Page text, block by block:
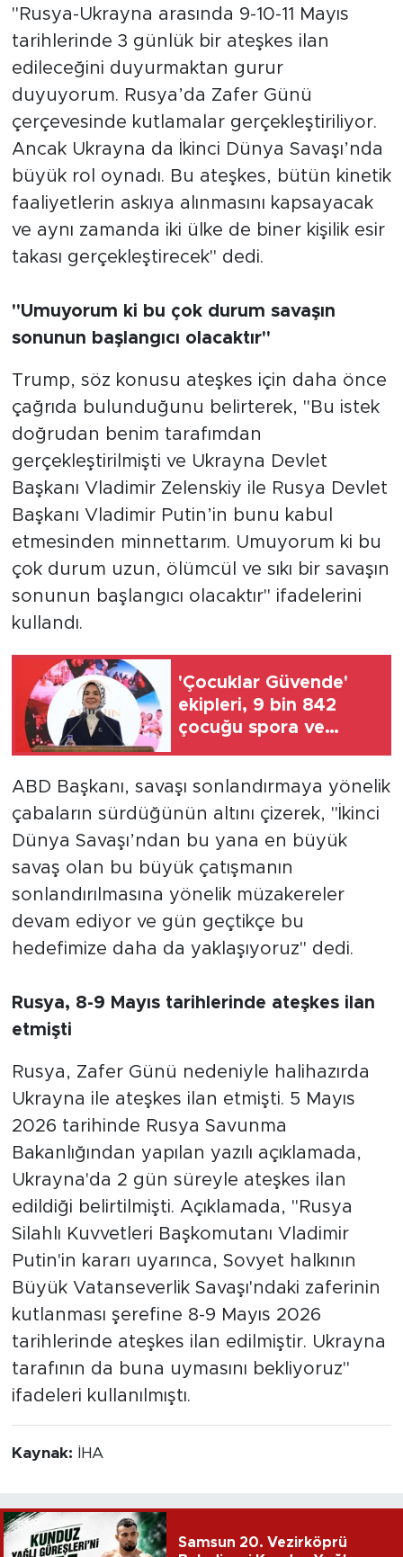
"Rusya-Ukrayna arasında 9-10-11 Mayıs
tarihlerinde 3 günlük bir ateşkes ilan
edileceğini duyurmaktan gurur
duyuyorum. Rusya’da Zafer Günü
çerçevesinde kutlamalar gerçekleştiriliyor.
Ancak Ukrayna da İkinci Dünya Savaşı’nda
büyük rol oynadı. Bu ateşkes, bütün kinetik
faaliyetlerin askıya alınmasını kapsayacak
ve aynı zamanda iki ülke de biner kişilik esir
takası gerçekleştirecek" dedi.
"Umuyorum ki bu çok durum savaşın
sonunun başlangıcı olacaktır"
Trump, söz konusu ateşkes için daha önce
çağrıda bulunduğunu belirterek, "Bu istek
doğrudan benim tarafımdan
gerçekleştirilmişti ve Ukrayna Devlet
Başkanı Vladimir Zelenskiy ile Rusya Devlet
Başkanı Vladimir Putin’in bunu kabul
etmesinden minnettarım. Umuyorum ki bu
çok durum uzun, ölümcül ve sıkı bir savaşın
sonunun başlangıcı olacaktır" ifadelerini
kullandı.
'Çocuklar Güvende'
ekipleri, 9 bin 842
çocuğu spora ve
ABD Başkanı, savaşı sonlandırmaya yönelik
çabaların sürdüğünün altını çizerek, "İkinci
Dünya Savaşı’ndan bu yana en büyük
savaş olan bu büyük çatışmanın
sonlandırılmasına yönelik müzakereler
devam ediyor ve gün geçtikçe bu
hedefimize daha da yaklaşıyoruz" dedi.
Rusya, 8-9 Mayıs tarihlerinde ateşkes ilan
etmişti
Rusya, Zafer Günü nedeniyle halihazırda
Ukrayna ile ateşkes ilan etmişti. 5 Mayıs
2026 tarihinde Rusya Savunma
Bakanlığından yapılan yazılı açıklamada,
Ukrayna'da 2 gün süreyle ateşkes ilan
edildiği belirtilmişti. Açıklamada, "Rusya
Silahlı Kuvvetleri Başkomutanı Vladimir
Putin'in kararı uyarınca, Sovyet halkının
Büyük Vatanseverlik Savaşı'ndaki zaferinin
kutlanması şerefine 8-9 Mayıs 2026
tarihlerinde ateşkes ilan edilmiştir. Ukrayna
tarafının da buna uymasını bekliyoruz"
ifadeleri kullanılmıştı.
Kaynak: İHA
Samsun 20. Vezirköprü